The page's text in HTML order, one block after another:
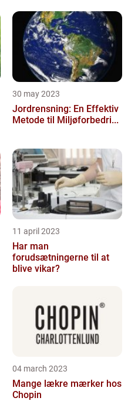
30 may 2023
Jordrensning: En Effektiv
Metode til Miljøforbedri...
11 april 2023
Har man
forudsætningerne til at
blive vikar?
04 march 2023
Mange lækre mærker hos
Chopin